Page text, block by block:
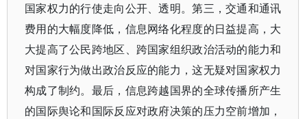
国家权力的行使走向公开、透明。第三，交通和通讯
费用的大幅度降低，信息网络化程度的日益提高，大
大提高了公民跨地区、跨国家组织政治活动的能力和
对国家行为做出政治反应的能力，这无疑对国家权力
构成了制约。最后，信息跨越国界的全球传播所产生
的国际舆论和国际反应对政府决策的压力空前增加，